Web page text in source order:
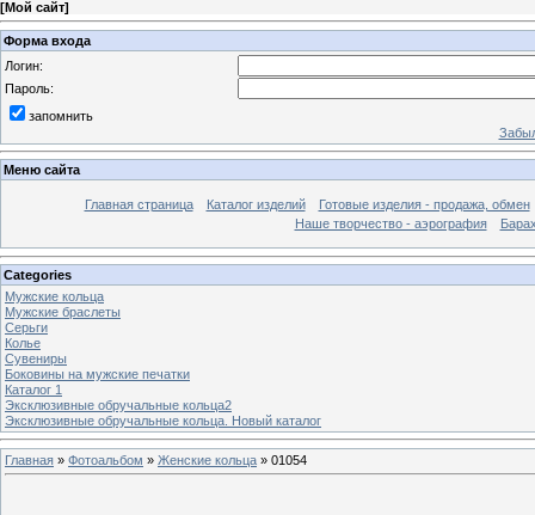
[Мой сайт]
Форма входа
Логин:
Пароль:
запомнить
Меню сайта
Главная страница Каталог изделий
Готовые изделия - продажа, обмен
Наше творчество - аэрография
Categories
Мужские кольца
Мужские браслеты
Серьги
Колье
Сувениры
Боковины на мужские печатки
Каталог 1
Эксклюзивные обручальные кольца2
Эксклюзивные обручальные кольца. Новый каталог
Главная » Фотоальбом » Женские кольца » 01054